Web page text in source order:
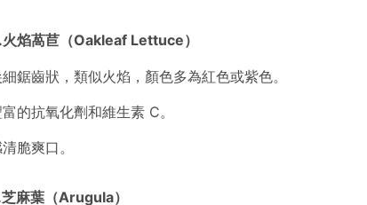
焰萵苣（Oakleaf Lettuce）
鋸齒狀，類似火焰，顏色多為紅色或紫色。
的抗氧化劑和維生素 C。
脆爽口。
麻葉（Arugula）